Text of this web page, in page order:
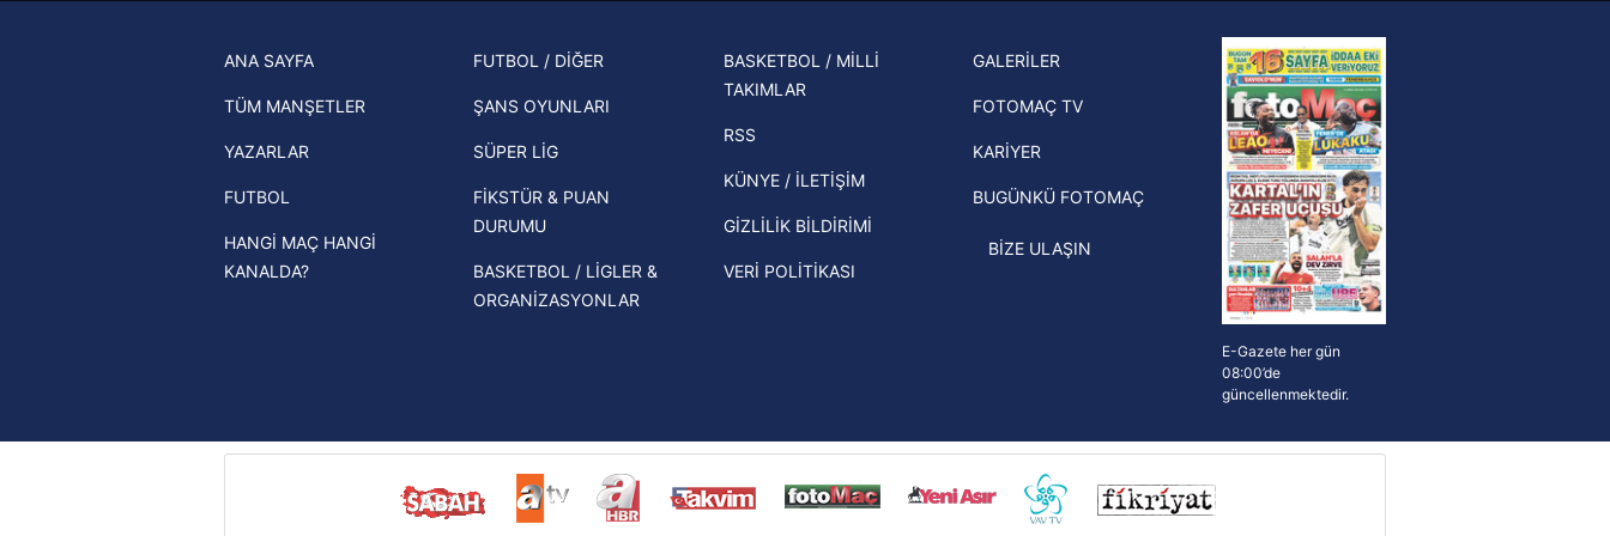
haberleri
Trendyol Süper Lig haberleri
Ziraat Türkiye Kupası haberleri
UEFA Şampiyonlar Ligi haberleri
UEFA Avrupa Ligi haberleri
UEFA Konferans Ligi haberleri
İspanya-Arjantin finalinin ardından dış
Beşiktaş'ın UEFA Avrupa Ligi'nde 3. Ön
Eleme Turu muhtemel rakipleri belli
şampiyonluk yüzüğü verilecek
Hernan Crespo, Meksika Ligi
ekiplerinden Atlas'ın yeni teknik
direktörü oldu
ANA SAYFA
TÜM MANŞETLER
YAZARLAR
FUTBOL
HANGİ MAÇ HANGİ
KANALDA?
FUTBOL / DİĞER
ŞANS OYUNLARI
SÜPER LİG
FİKSTÜR & PUAN
DURUMU
BASKETBOL / LİGLER &
ORGANİZASYONLAR
BASKETBOL / MİLLİ
TAKIMLAR
RSS
KÜNYE / İLETİŞİM
GİZLİLİK BİLDİRİMİ
VERİ POLİTİKASI
GALERİLER
FOTOMAÇ TV
KARİYER
BUGÜNKÜ FOTOMAÇ
BİZE ULAŞIN
E-Gazete her gün
08:00’de
güncellenmektedir.